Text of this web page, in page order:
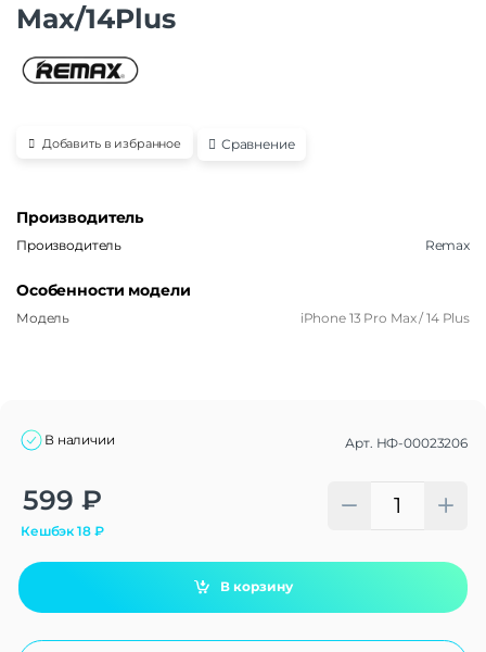
Max/14Plus
Добавить в избранное Сравнение
Производитель
Производитель Remax
Особенности модели
Модель iPhone 13 Pro Max / 14 Plus
В наличии Арт. НФ-00023206
599 ₽
Кешбэк18₽
В корзину
Alternative: